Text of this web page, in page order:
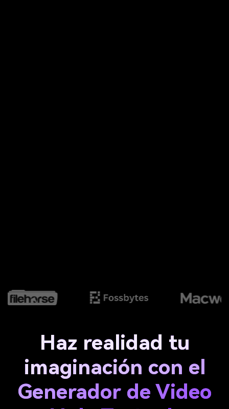
Haz realidad tu
imaginación con el
Generador de Video